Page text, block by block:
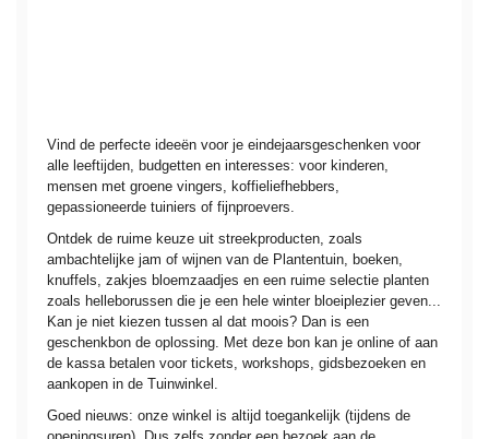
Vind de perfecte ideeën voor je eindejaarsgeschenken voor
alle leeftijden, budgetten en interesses: voor kinderen,
mensen met groene vingers, koffieliefhebbers,
gepassioneerde tuiniers of fijnproevers.
Ontdek de ruime keuze uit streekproducten, zoals
ambachtelijke jam of wijnen van de Plantentuin, boeken,
knuffels, zakjes bloemzaadjes en een ruime selectie planten
zoals helleborussen die je een hele winter bloeiplezier geven...
Kan je niet kiezen tussen al dat moois? Dan is een
geschenkbon de oplossing. Met deze bon kan je online of aan
de kassa betalen voor tickets, workshops, gidsbezoeken en
aankopen in de Tuinwinkel.
Goed nieuws: onze winkel is altijd toegankelijk (tijdens de